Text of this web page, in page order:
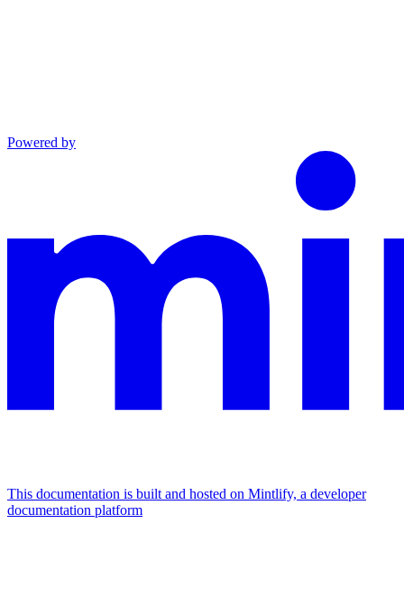
Powered by
This documentation is built and hosted on Mintlify, a developer
documentation platform